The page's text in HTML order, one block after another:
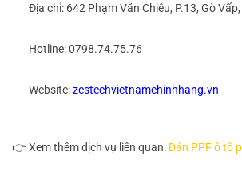
Địa chỉ: 642 Phạm Văn Chiêu, P.13, Gò
Hotline: 0798.74.75.76
Website:zestechvietnamchinhhang.vn
👉 Xem thêm dịch vụ liên quan: Dán PPF ô tô